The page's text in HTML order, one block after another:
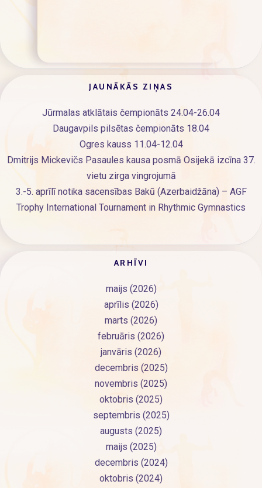
JAUNĀKĀS ZIŅAS
Jūrmalas atklātais čempionāts 24.04-26.04
Daugavpils pilsētas čempionāts 18.04
Ogres kauss 11.04-12.04
Dmitrijs Mickevičs Pasaules kausa posmā Osijekā izcīna 37.
vietu zirga vingrojumā
3.-5. aprīlī notika sacensības Bakū (Azerbaidžāna) – AGF
Trophy International Tournament in Rhythmic Gymnastics
ARHĪVI
maijs (2026)
aprīlis (2026)
marts (2026)
februāris (2026)
janvāris (2026)
decembris (2025)
novembris (2025)
oktobris (2025)
septembris (2025)
augusts (2025)
maijs (2025)
decembris (2024)
oktobris (2024)